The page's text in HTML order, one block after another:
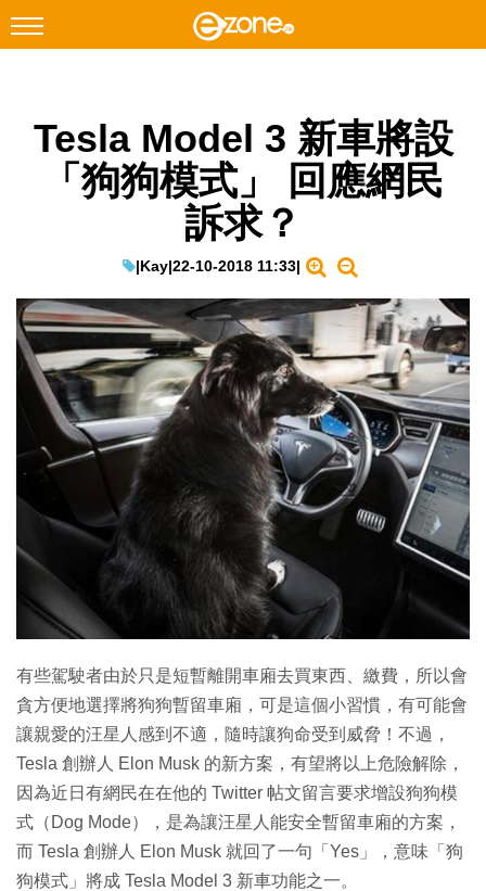
Facebook Instagram
教學評測
EduTech
IT Times
生成式AI與雲端應用
Enterprise Digital Transformation
特集
Tesla Model 3 新車將設
「狗狗模式」 回應網民
訴求？
|Kay|22-10-2018 11:33|
有些駕駛者由於只是短暫離開車廂去買東西、繳費，所以會
貪方便地選擇將狗狗暫留車廂，可是這個小習慣，有可能會
讓親愛的汪星人感到不適，隨時讓狗命受到威脅！不過，
Tesla 創辦人 Elon Musk 的新方案，有望將以上危險解除，
因為近日有網民在在他的 Twitter 帖文留言要求增設狗狗模
式（Dog Mode），是為讓汪星人能安全暫留車廂的方案，
而 Tesla 創辦人 Elon Musk 就回了一句「Yes」，意味「狗
狗模式」將成 Tesla Model 3 新車功能之一。